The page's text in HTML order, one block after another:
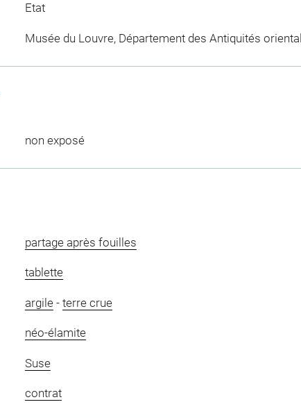
Etat
Musée du Louvre, Département des Antiquités
non exposé
partage après fouilles
tablette
argile- terre crue
néo-élamite
Suse
contrat